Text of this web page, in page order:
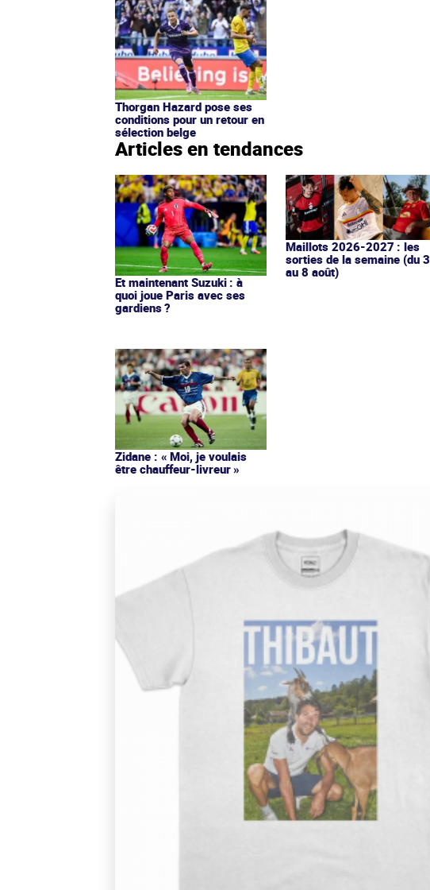
Thorgan Hazard pose ses
conditions pour un retour en
sélection belge
Articles en tendances
Et maintenant Suzuki : à
quoi joue Paris avec ses
gardiens ?
Maillots 2026-2027 : les
sorties de la semaine (du 3
au 8 août)
Zidane : « Moi, je voulais
être chauffeur-livreur »